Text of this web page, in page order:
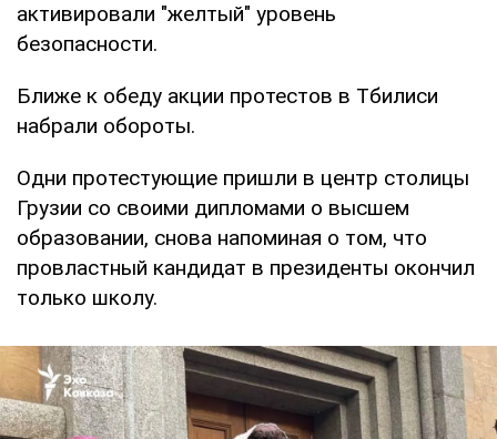
активировали "желтый" уровень
безопасности.
Ближе к обеду акции протестов в Тбилиси
набрали обороты.
Одни протестующие пришли в центр столицы
Грузии со своими дипломами о высшем
образовании, снова напоминая о том, что
провластный кандидат в президенты окончил
только школу.